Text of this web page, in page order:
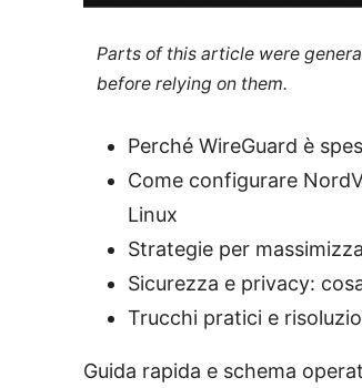
Parts of this article were
before relying on them.
Perché WireGuard è
Come configurare
Linux
Strategie per
Sicurezza e privacy:
Trucchi pratici e
Guida rapida e schema